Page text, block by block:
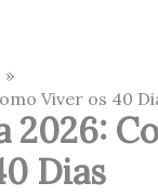
Viver os 40
2026:
Dias